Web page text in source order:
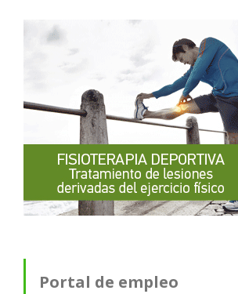
Portal de empleo